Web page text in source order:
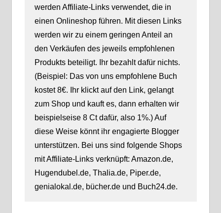
werden Affiliate-Links verwendet, die in
einen Onlineshop führen. Mit diesen Links
werden wir zu einem geringen Anteil an
den Verkäufen des jeweils empfohlenen
Produkts beteiligt. Ihr bezahlt dafür nichts.
(Beispiel: Das von uns empfohlene Buch
kostet 8€. Ihr klickt auf den Link, gelangt
zum Shop und kauft es, dann erhalten wir
beispielseise 8 Ct dafür, also 1%.) Auf
diese Weise könnt ihr engagierte Blogger
unterstützen. Bei uns sind folgende Shops
mit Affiliate-Links verknüpft: Amazon.de,
Hugendubel.de, Thalia.de, Piper.de,
genialokal.de, bücher.de und Buch24.de.